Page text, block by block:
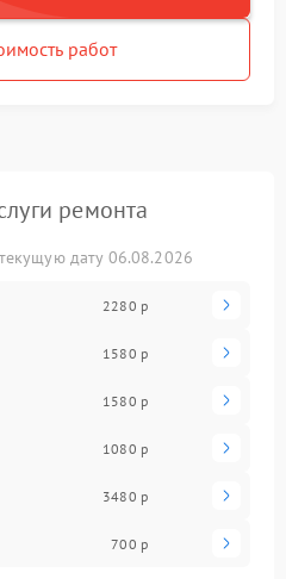
работ
ремонта
дату 06.08.2026
2280 р
1580 р
1580 р
1080 р
3480 р
700 р